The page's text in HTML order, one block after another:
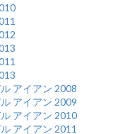
アイアン 2008
アイアン 2009
アイアン 2010
アイアン 2011